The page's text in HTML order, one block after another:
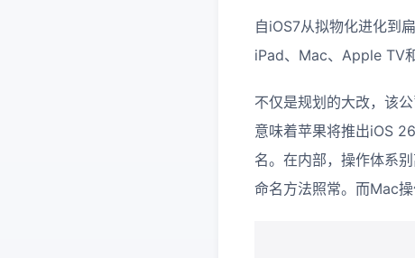
自iOS7从拟物化进化到
iPad、Mac、Apple TV
不仅是规划的大改，该
意味着苹果将推出iOS
名。在内部，操作体系
命名方法照常。而Mac